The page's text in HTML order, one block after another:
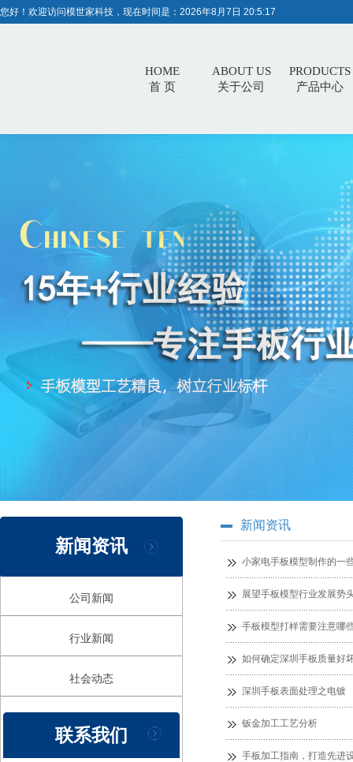
您好！欢迎访问模世家科技，现在时间是： 2026年8月7日 20:5:17
HOME
首 页
ABOUT US
关于公司
PRODUCTS
产品中心
新闻资讯
公司新闻
行业新闻
社会动态
联系我们
新闻资讯
小家电手板模型制作的一
展望手板模型行业发展势
手板模型打样需要注意哪
如何确定深圳手板质量好
深圳手板表面处理之电镀
钣金加工工艺分析
手板加工指南，打造先进